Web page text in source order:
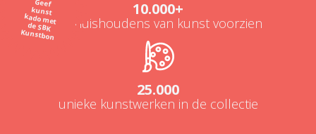
Geef
kunst
kado met
de SBK
Kunstbon
10.000+
NL-huishoudens van kunst voorzien
25.000
unieke kunstwerken in de collectie